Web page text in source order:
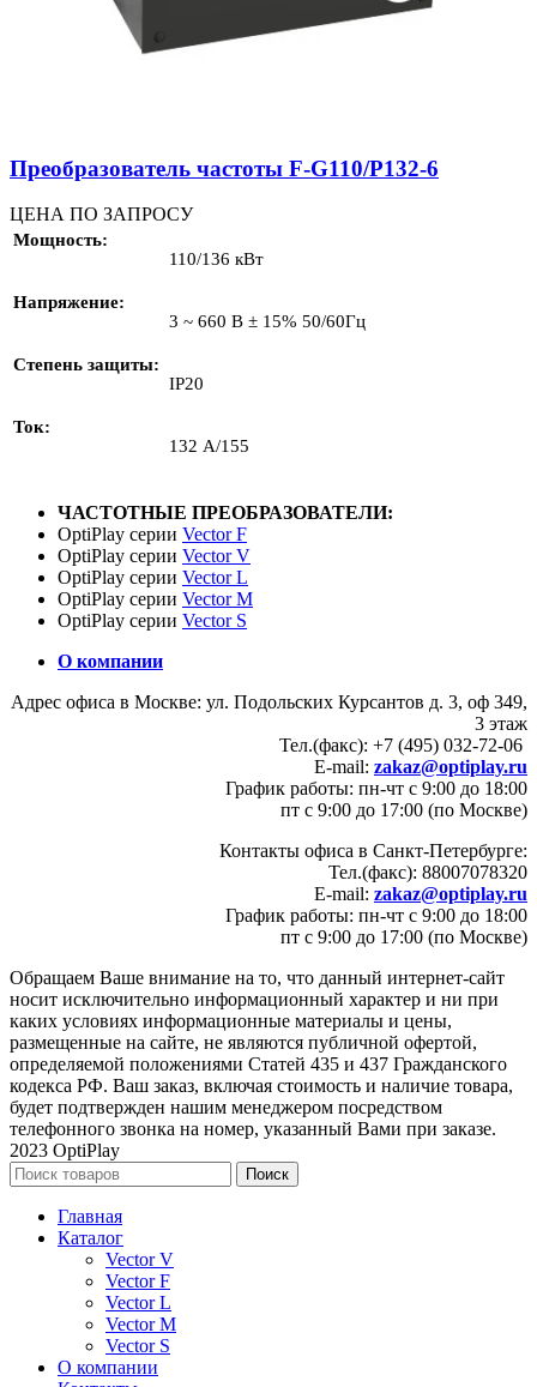
Преобразователь частоты F-G110/P132-6
ЦЕНА ПО ЗАПРОСУ
Мощность
110/136 кВт
Напряжение
3 ~ 660 В ± 15% 50/60Гц
Степень защиты
IP20
Ток
132 А/155
ЧАСТОТНЫЕ ПРЕОБРАЗОВАТЕЛИ:
OptiPlay серии Vector F
OptiPlay серии Vector V
OptiPlay серии Vector L
OptiPlay серии Vector M
OptiPlay серии Vector S
О компании
Адрес офиса в Москве: ул. Подольских Курсантов д. 3, оф 349,
3 этаж
Тел.(факс): +7 (495) 032-72-06
E-mail: zakaz@optiplay.ru
График работы: пн-чт с 9:00 до 18:00
пт с 9:00 до 17:00 (по Москве)
Контакты офиса в Санкт-Петербурге:
Тел.(факс): 88007078320
E-mail: zakaz@optiplay.ru
График работы: пн-чт с 9:00 до 18:00
пт с 9:00 до 17:00 (по Москве)
Обращаем Ваше внимание на то, что данный интернет-сайт
носит исключительно информационный характер и ни при
каких условиях информационные материалы и цены,
размещенные на сайте, не являются публичной офертой,
определяемой положениями Статей 435 и 437 Гражданского
кодекса РФ. Ваш заказ, включая стоимость и наличие товара,
будет подтвержден нашим менеджером посредством
телефонного звонка на номер, указанный Вами при заказе.
2023 OptiPlay
Поиск
Главная
Каталог
Vector V
Vector F
Vector L
Vector M
Vector S
О компании